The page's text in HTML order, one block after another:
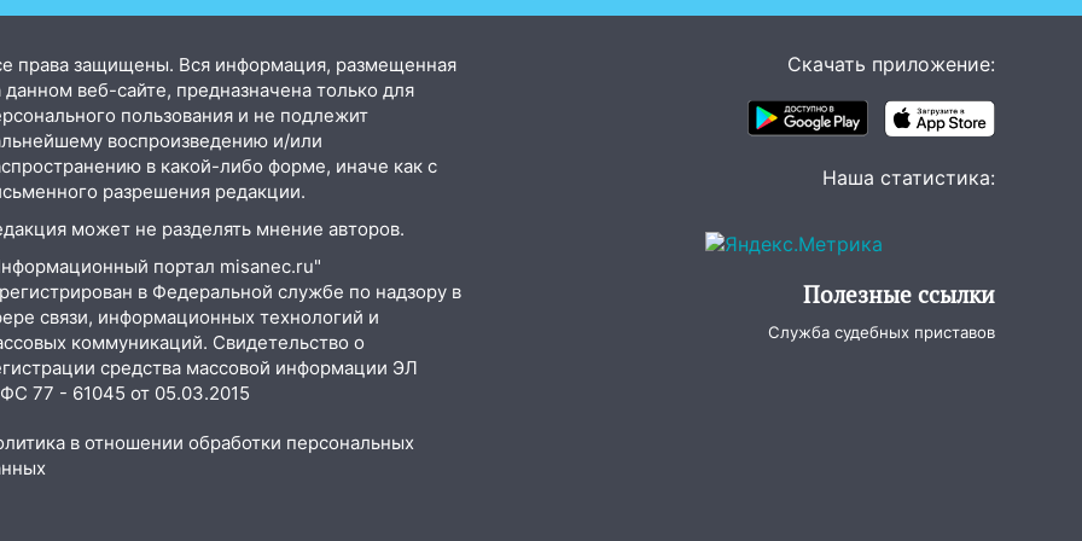
права защищены. Вся информация, размещенная
данном веб-сайте, предназначена только для
пользования и не подлежит
воспроизведению и/или
в какой-либо форме, иначе как с
разрешения редакции.
может не разделять мнение авторов.
портал misanec.ru"
в Федеральной службе по надзору в
связи, информационных технологий и
коммуникаций. Свидетельство о
средства массовой информации ЭЛ
77 - 61045 от 05.03.2015
в отношении обработки персональных
Скачать приложение:
Наша статистика:
Полезные ссылки
Служба судебных приставов